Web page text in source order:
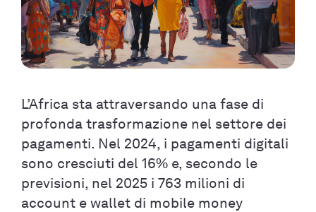
L’Africa sta attraversando una fase di
profonda trasformazione nel settore dei
pagamenti. Nel 2024, i pagamenti digitali
sono cresciuti del 16% e, secondo le
previsioni, nel 2025 i 763 milioni di
account e wallet di mobile money